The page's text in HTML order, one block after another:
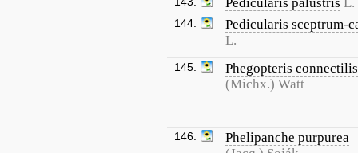
144.
Pedicularis sceptrum-
L.
145.
Phegopteris connectilis
(Michx.) Watt
146.
Phelipanche purpurea